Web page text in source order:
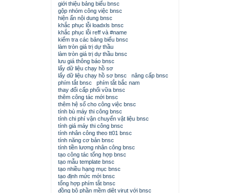
giới thiệu bảng biểu bnsc
gộp nhóm công việc bnsc
hiện ẩn nội dung bnsc
khắc phục lỗi loadxls bnsc
khắc phục lỗi reff và #name
kiểm tra các bảng biểu bnsc
làm tròn giá trị dự thầu
làm tròn giá trị dự thầu bnsc
lưu giá thông báo bnsc
lấy dữ liệu chạy hồ sơ
lấy dữ liệu chạy hồ sơ bnsc
nâng cấp bnsc
phím tắt bnsc
phím tắt bắc nam
thay đổi cấp phối vữa bnsc
thêm công tác mới bnsc
thêm hệ số cho công việc bnsc
tính bù máy thi công bnsc
tính chi phí vận chuyển vật liệu bnsc
tính giá máy thi công bnsc
tính nhân công theo tt01 bnsc
tính năng cơ bản bnsc
tính tiền lương nhân công bnsc
tạo công tác tổng hợp bnsc
tạo mẫu template bnsc
tạo nhiều hạng mục bnsc
tạo định mức mới bnsc
tổng hợp phím tắt bnsc
đồng bộ phần mềm diệt virut với bnsc